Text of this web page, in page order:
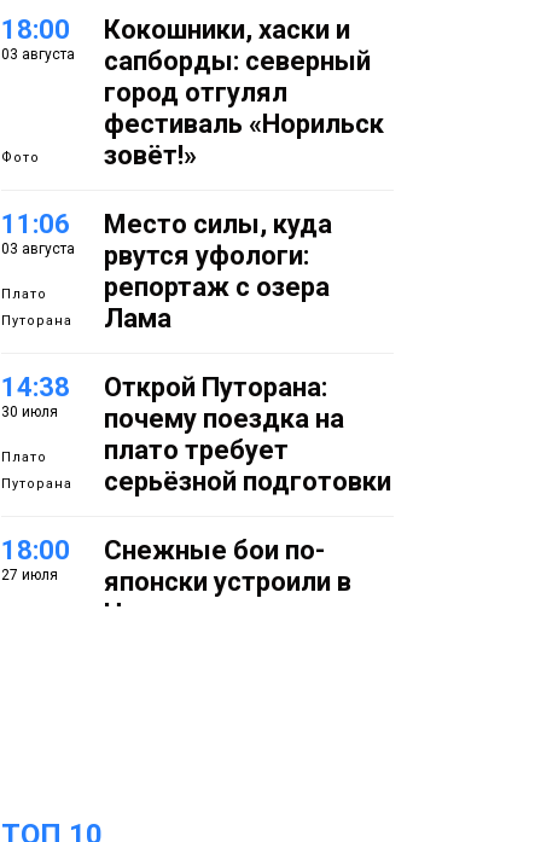
18:00
03 августа
Фото
Кокошники, хаски и
сапборды: северный
город отгулял
фестиваль «Норильск
зовёт!»
11:06
03 августа
Плато
Путорана
Место силы, куда
рвутся уфологи:
репортаж с озера
Лама
14:38
30 июля
Плато
Путорана
Открой Путорана:
почему поездка на
плато требует
серьёзной подготовки
18:00
27 июля
Снежные бои по-
японски устроили в
Норильске
ТОП 10